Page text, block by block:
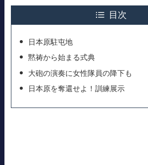
目次
日本原駐屯地
黙祷から始まる式典
大砲の演奏に女性隊員の降下も
日本原を奪還せよ！訓練展示